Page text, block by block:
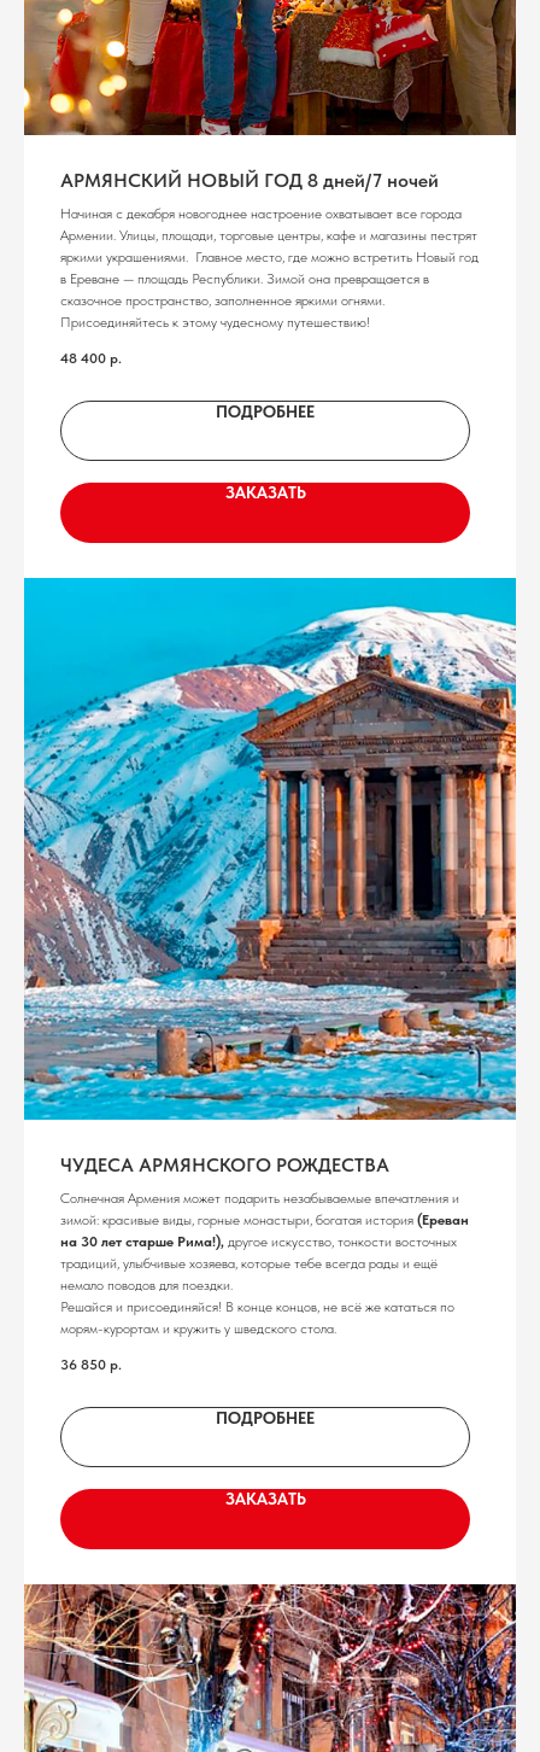
АРМЯНСКИЙ НОВЫЙ ГОД 8 дней/7 ночей
Начиная с декабря новогоднее настроение охватывает все города
Армении. Улицы, площади, торговые центры, кафе и магазины пестрят
яркими украшениями. Главное место, где можно встретить Новый год
в Ереване — площадь Республики. Зимой она превращается в
сказочное пространство, заполненное яркими огнями.
Присоединяйтесь к этому чудесному путешествию!
48 400 р.
ПОДРОБНЕЕ
ЗАКАЗАТЬ
ЧУДЕСА АРМЯНСКОГО РОЖДЕСТВА
Солнечная Армения может подарить незабываемые впечатления и
зимой: красивые виды, горные монастыри, богатая история (Ереван
на 30 лет старше Рима!), другое искусство, тонкости восточных
традиций, улыбчивые хозяева, которые тебе всегда рады и ещё
немало поводов для поездки.
Решайся и присоединяйся! В конце концов, не всё же кататься по
морям-курортам и кружить у шведского стола.
36 850 р.
ПОДРОБНЕЕ
ЗАКАЗАТЬ